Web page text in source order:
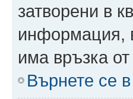
затворени в
информация,
има връзка
Върнете се